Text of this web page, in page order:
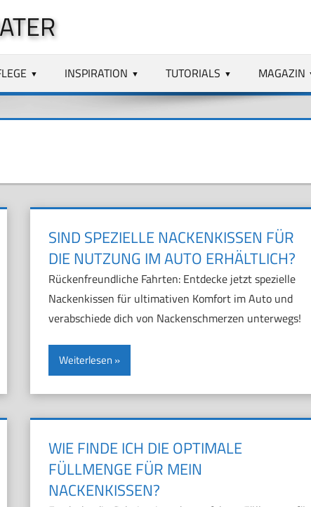
INSPIRATION TUTORIALS MAGAZIN
SIND SPEZIELLE NACKENKISSEN FÜR
DIE NUTZUNG IM AUTO ERHÄLTLICH?
Rückenfreundliche Fahrten: Entdecke jetzt spezielle
Nackenkissen für ultimativen Komfort im Auto und
verabschiede dich von Nackenschmerzen unterwegs!
Weiterlesen
WIE FINDE ICH DIE OPTIMALE
FÜLLMENGE FÜR MEIN
NACKENKISSEN?